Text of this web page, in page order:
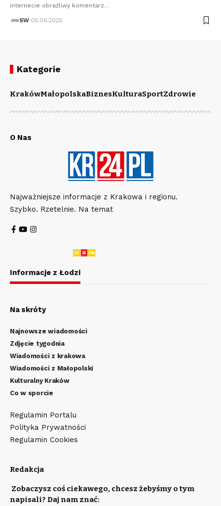
internecie obraźliwy komentarz…
SW 05.06.2025
Kategorie
KrakówMałopolskaBiznesKulturaSportZdrowie
O Nas
Najważniejsze informacje z Krakowa i regionu.
Szybko. Rzetelnie. Na temat
Informacje z Łodzi
Na skróty
Najnowsze wiadomości
Zdjęcie tygodnia
Wiadomości z krakowa
Wiadomości z Małopolski
Kulturalny Kraków
Co w sporcie
Regulamin Portalu
Polityka Prywatności
Regulamin Cookies
Redakcja
Zobaczysz coś ciekawego, chcesz żebyśmy o tym
napisali? Daj nam znać: